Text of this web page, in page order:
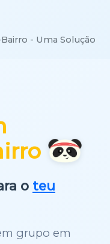
- Uma Solução
o teu
grupo em